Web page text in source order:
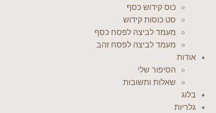
כוס קידוש כסף
סט כוסות קידוש
מעמד לביצה לפסח כסף
מעמד לביצה לפסח זהב
אודות
הסיפור שלי
שאלות ותשובות
בלוג
גלריות